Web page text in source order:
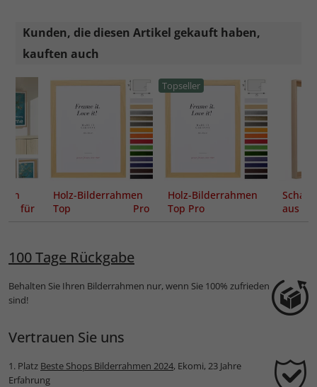
Kunden, die diesen Artikel gekauft haben,
kauften auch
für
Holz-Bilderrahmen
Top Pro
Topseller
Holz-Bilderrahmen
Top Pro
aus
100 Tage Rückgabe
Behalten Sie Ihren Bilderrahmen nur, wenn Sie 100% zufrieden
sind!
Vertrauen Sie uns
1. Platz Beste Shops Bilderrahmen 2024, Ekomi, 23 Jahre
Erfahrung